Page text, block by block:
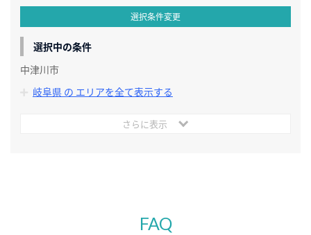
選択条件変更
選択中の条件
中津川市
岐阜県 の エリアを全て表示する
さらに表示
FAQ